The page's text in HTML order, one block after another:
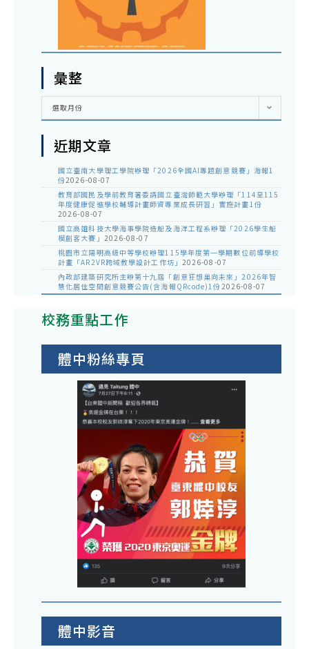
彙整
彙
選取月份
近期文章
國立臺南大學理工學院辦理「2026全國AI專題創意競賽」海報1
份2026-08-07
教育部國民及學前教育署委請國立臺灣師範大學辦理「114至115
年度健康促進學校輔導計畫師資專業成長研習」實施計畫1份
2026-08-07
國立高雄科技大學海事學院造船及海洋工程系辦理「2026學生船
模創客大賽」 2026-08-07
桃園市立陽明高級中等學校辦理115學年度第一學期數位前導學校
計畫「AR2VR跨域教學設計工作坊」 2026-08-07
內政部建築研究所主辦第十九屆「創意狂想巢向未來」2026年智
慧化居住空間創意競賽公告(含海報QRcode)1份2026-08-07
校務重點工作
體中粉絲專頁
體中影音